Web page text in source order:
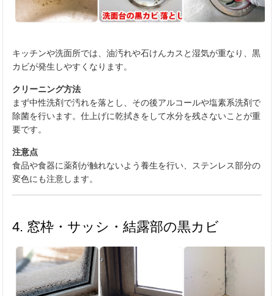
キッチンや洗面所では、油汚れや石けんカスと湿気が重なり、黒
カビが発生しやすくなります。
クリーニング方法
まず中性洗剤で汚れを落とし、その後アルコールや塩素系洗剤で
除菌を行います。仕上げに乾拭きをして水分を残さないことが重
要です。
注意点
食品や食器に薬剤が触れないよう養生を行い、ステンレス部分の
変色にも注意します。
4. 窓枠・サッシ・結露部の黒カビ